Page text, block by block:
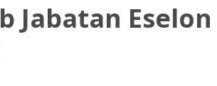
Jabatan Eselon